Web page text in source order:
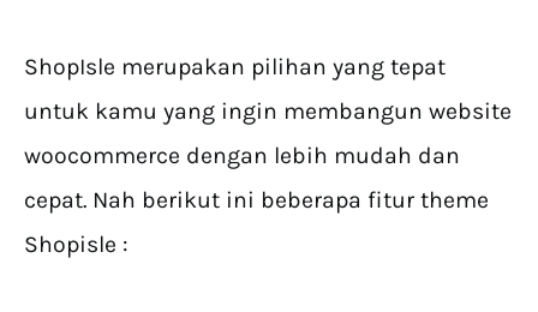
ShopIsle merupakan pilihan yang tepat
untuk kamu yang ingin membangun website
woocommerce dengan lebih mudah dan
cepat. Nah berikut ini beberapa fitur theme
Shopisle :